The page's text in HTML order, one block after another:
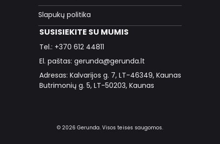
Slapukų politika
SUSISIEKITE SU MUMIS
Tel.: +370 612 44811
El. paštas: gerunda@gerunda.lt
Adresas: Kalvarijos g. 7, LT-46349, Kaunas
Butrimonių g. 5, LT-50203, Kaunas
© 2026 Gerunda. Visos teisės saugomos.